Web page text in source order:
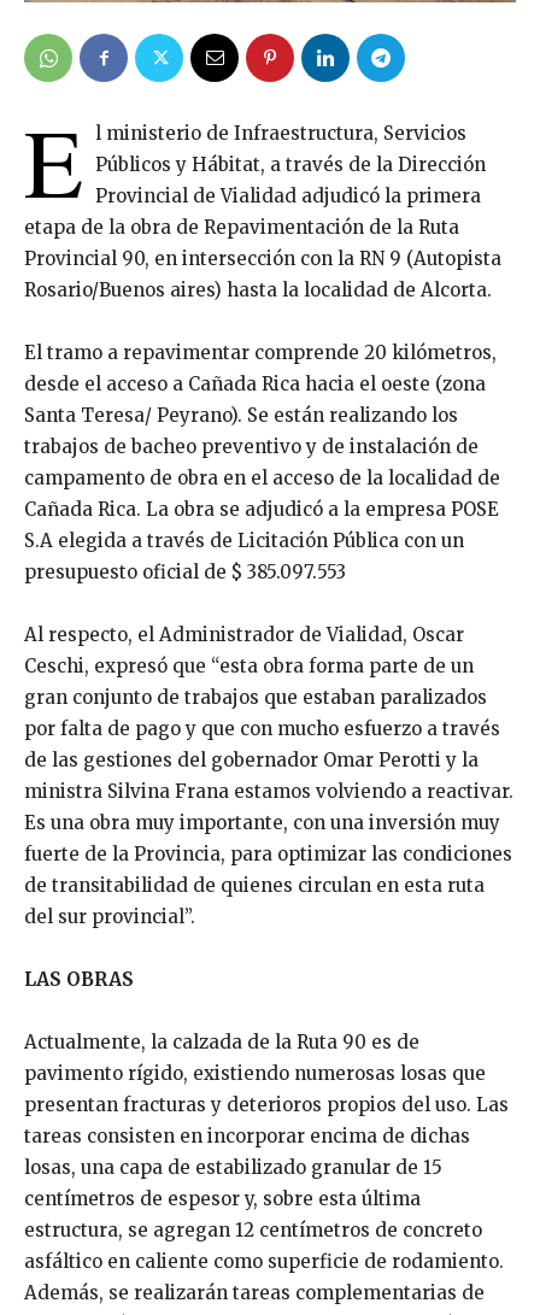
E l ministerio de Infraestructura, Servicios
Públicos y Hábitat, a través de la Dirección
Provincial de Vialidad adjudicó la primera
etapa de la obra de Repavimentación de la Ruta
Provincial 90, en intersección con la RN 9 (Autopista
Rosario/Buenos aires) hasta la localidad de Alcorta.
El tramo a repavimentar comprende 20 kilómetros,
desde el acceso a Cañada Rica hacia el oeste (zona
Santa Teresa/ Peyrano). Se están realizando los
trabajos de bacheo preventivo y de instalación de
campamento de obra en el acceso de la localidad de
Cañada Rica. La obra se adjudicó a la empresa POSE
S.A elegida a través de Licitación Pública con un
presupuesto oficial de $ 385.097.553
Al respecto, el Administrador de Vialidad, Oscar
Ceschi, expresó que “esta obra forma parte de un
gran conjunto de trabajos que estaban paralizados
por falta de pago y que con mucho esfuerzo a través
de las gestiones del gobernador Omar Perotti y la
ministra Silvina Frana estamos volviendo a reactivar.
Es una obra muy importante, con una inversión muy
fuerte de la Provincia, para optimizar las condiciones
de transitabilidad de quienes circulan en esta ruta
del sur provincial”.
LAS OBRAS
Actualmente, la calzada de la Ruta 90 es de
pavimento rígido, existiendo numerosas losas que
presentan fracturas y deterioros propios del uso. Las
tareas consisten en incorporar encima de dichas
losas, una capa de estabilizado granular de 15
centímetros de espesor y, sobre esta última
estructura, se agregan 12 centímetros de concreto
asfáltico en caliente como superficie de rodamiento.
Además, se realizarán tareas complementarias de